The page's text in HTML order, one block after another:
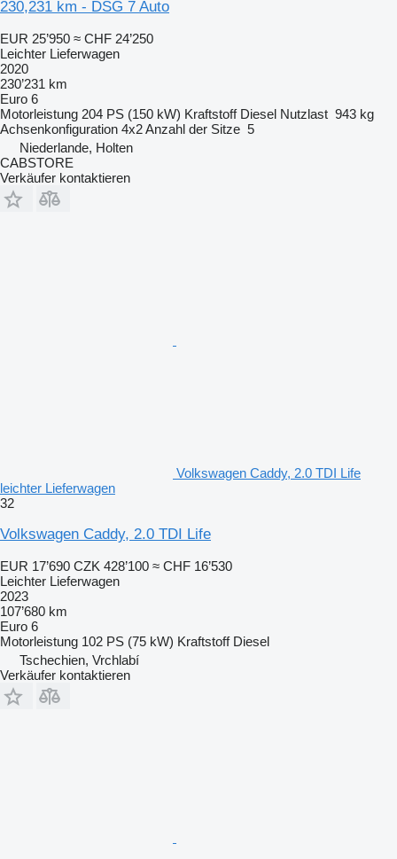
230,231 km - DSG 7 Auto
EUR 25’950 ≈ CHF 24’250
Leichter Lieferwagen
2020
230’231 km
Euro 6
Motorleistung 204 PS (150 kW) Kraftstoff Diesel Nutzlast 943 kg
Achsenkonfiguration 4x2Anzahl der Sitze 5
Niederlande, Holten
CABSTORE
Verkäufer kontaktieren
Volkswagen Caddy, 2.0 TDI Life
leichter Lieferwagen
32
Volkswagen Caddy, 2.0 TDI Life
EUR 17’690 CZK 428’100 ≈ CHF 16’530
Leichter Lieferwagen
2023
107’680 km
Euro 6
Motorleistung 102 PS (75 kW) Kraftstoff Diesel
Tschechien, Vrchlabí
Verkäufer kontaktieren